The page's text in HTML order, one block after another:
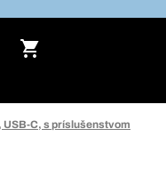
USB-C, s príslušenstvom